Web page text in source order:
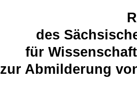
des
für
zur Abmilderung